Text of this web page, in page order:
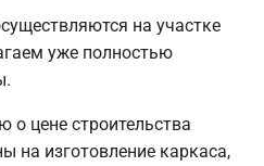
на участке
уже полностью
цене строительства
на изготовление каркаса,